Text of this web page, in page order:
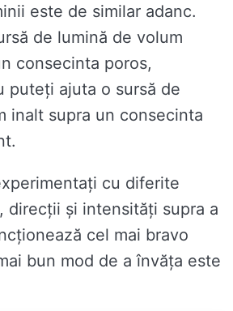
este de similar adanc.
de lumină de volum
consecinta poros,
puteți ajuta o sursă de
inalt supra un consecinta
cu diferite
direcții și intensități supra a
cel mai bravo
bun mod de a învăța este